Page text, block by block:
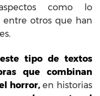
como lo
entre otros que han
tipo de textos
que combinan
horror,en historias